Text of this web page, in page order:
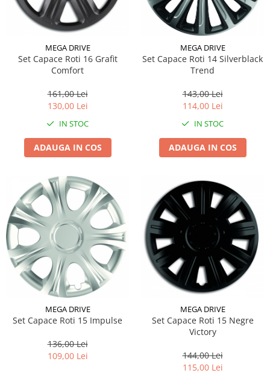
Suporti si placi prindere
MEGA DRIVE
Set Capace Roti 16 Grafit
Comfort
161,00 Lei
130,00 Lei
IN STOC
ADAUGA IN COS
MEGA DRIVE
Set Capace Roti 14 Silverblack
Trend
143,00 Lei
114,00 Lei
IN STOC
ADAUGA IN COS
MEGA DRIVE
Set Capace Roti 15 Impulse
136,00 Lei
109,00 Lei
MEGA DRIVE
Set Capace Roti 15 Negre
Victory
144,00 Lei
115,00 Lei